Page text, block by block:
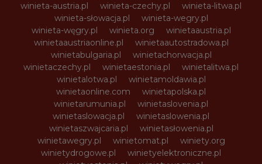
winieta-austria.pl
winieta-czechy.pl
winieta-litwa.pl
winieta-słowacja.pl
winieta-wegry.pl
winieta-węgry.pl
winieta.org
winietaaustria.pl
winietaaustriaonline.pl
winietaautostradowa.pl
winietabulgaria.pl
winietachorwacja.pl
winietaczechy.pl
winietaestonia.pl
winietalitwa.pl
winietalotwa.pl
winietamoldawia.pl
winietaonline.com
winietapolska.pl
winietarumunia.pl
winietaslovenia.pl
winietaslowacja.pl
winietaslowenia.pl
winietaszwajcaria.pl
winietasłowenia.pl
winietawegry.pl
winietomat.pl
winiety.org
winietydrogowe.pl
winietyelektroniczne.pl